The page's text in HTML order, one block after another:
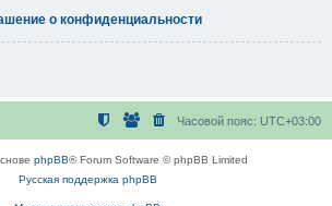
о конфиденциальности
Часовой пояс: UTC+03:00
phpBB® Forum Software © phpBB Limited
Русская поддержка phpBB